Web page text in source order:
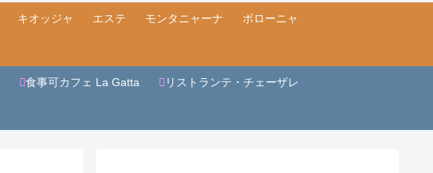
キオッジャ エステ モンタニャーナ ボローニャ
食事可カフェ La Gatta リストランテ・チェーザレ